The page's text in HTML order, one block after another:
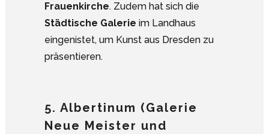
Frauenkirche. Zudem hat sich die
Städtische Galerie im Landhaus
eingenistet, um Kunst aus Dresden zu
präsentieren.
5. Albertinum (Galerie
Neue Meister und